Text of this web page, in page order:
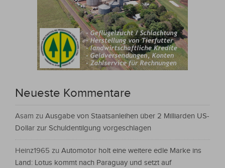
Neueste Kommentare
Asam zu Ausgabe von Staatsanleihen über 2 Milliarden US-
Dollar zur Schuldentilgung vorgeschlagen
Heinz1965 zu Automotor holt eine weitere edle Marke ins
Land: Lotus kommt nach Paraguay und setzt auf